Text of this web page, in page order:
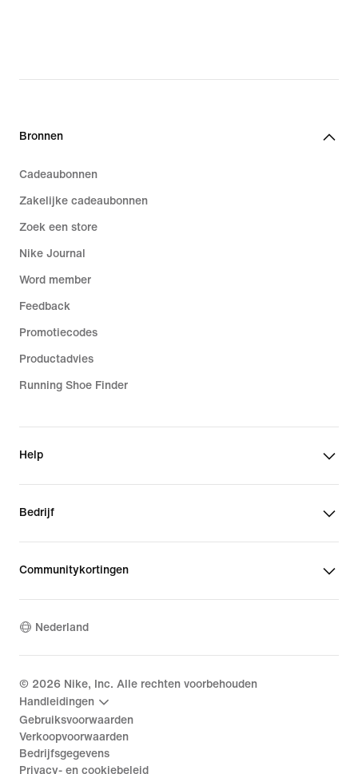
Bronnen
Cadeaubonnen
Zakelijke cadeaubonnen
Zoek een store
Nike Journal
Word member
Feedback
Promotiecodes
Productadvies
Running Shoe Finder
Help
Bedrijf
Communitykortingen
Nederland
© 2026 Nike, Inc. Alle rechten voorbehouden
Handleidingen
Gebruiksvoorwaarden
Verkoopvoorwaarden
Bedrijfsgegevens
Privacy- en cookiebeleid